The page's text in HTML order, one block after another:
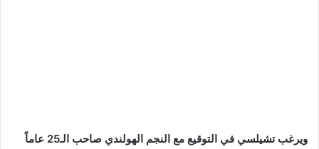
ويرغب تشيلسي في التوقيع مع النجم الهولندي صاحب الـ25 عاماً